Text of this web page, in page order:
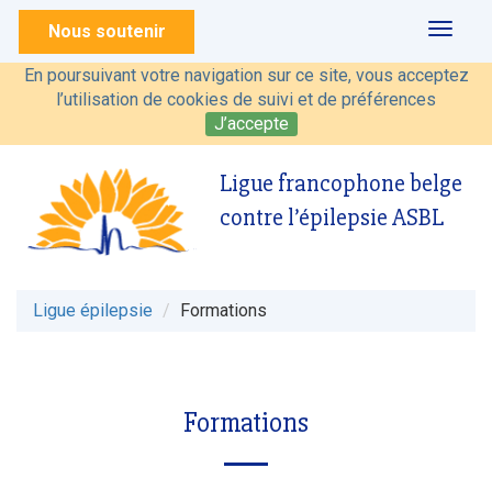
En poursuivant votre navigation sur ce site, vous acceptez
l’utilisation de cookies de suivi et de préférences
J’accepte
Ligue francophone belge
contre l’épilepsie ASBL
Nous soutenir
Toggle
Ligue épilepsie Formations
Formations